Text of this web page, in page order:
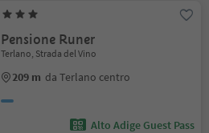
Pensione Runer
Terlano, Strada del Vino
209 m da Terlano centro
Alto Adige Guest Pass